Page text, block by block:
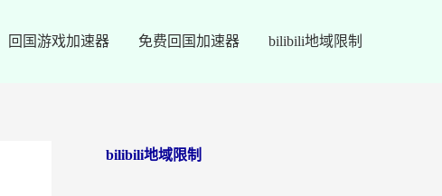
回国游戏加速器 免费回国加速器 bilibili地域限制
bilibili地域限制